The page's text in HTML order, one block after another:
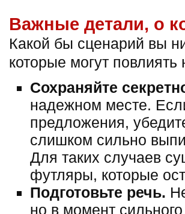
Важные детали, о
Какой бы сценарий вы
которые могут
Сохраняйте
надежном месте.
предложения,
слишком сильно
Для таких случаев
футляры, которые
Подготовьте речь.
но в момент